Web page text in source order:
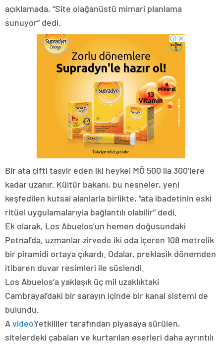
açıklamada, “Site olağanüstü mimari planlama
sunuyor” dedi.
Bir ata çifti tasvir eden iki heykel MÖ 500 ila 300’lere
kadar uzanır. Kültür bakanı, bu nesneler, yeni
keşfedilen kutsal alanlarla birlikte, “ata ibadetinin eski
ritüel uygulamalarıyla bağlantılı olabilir” dedi.
Ek olarak, Los Abuelos’un hemen doğusundaki
Petnal’da, uzmanlar zirvede iki oda içeren 108 metrelik
bir piramidi ortaya çıkardı. Odalar, preklasik dönemden
itibaren duvar resimleri ile süslendi.
Los Abuelos’a yaklaşık üç mil uzaklıktaki
Cambrayal’daki bir sarayın içinde bir kanal sistemi de
bulundu.
AvideoYetkililer tarafından piyasaya sürülen,
sitelerdeki çabaları ve kurtarılan eserleri daha ayrıntılı